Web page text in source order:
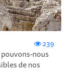
239
nous
de nos